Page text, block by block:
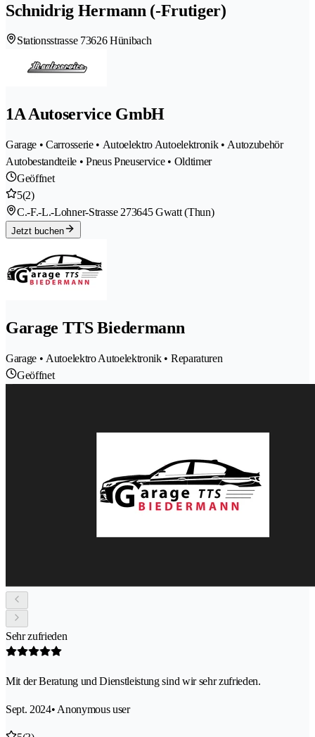
Schnidrig Hermann (-Frutiger)
Stationsstrasse 73626 Hünibach
1A Autoservice GmbH
Garage • Carrosserie • Autoelektro Autoelektronik • Autozubehör
Autobestandteile • Pneus Pneuservice • Oldtimer
Geöffnet
5(2)
C.-F.-L.-Lohner-Strasse 273645 Gwatt (Thun)
Jetzt buchen
Garage TTS Biedermann
Garage • Autoelektro Autoelektronik • Reparaturen
Geöffnet
Sehr zufrieden
Mit der Beratung und Dienstleistung sind wir sehr zufrieden.
Sept. 2024• Anonymous user